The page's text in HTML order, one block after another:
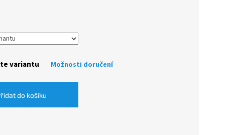
variantu Možnosti doručení
do košíku